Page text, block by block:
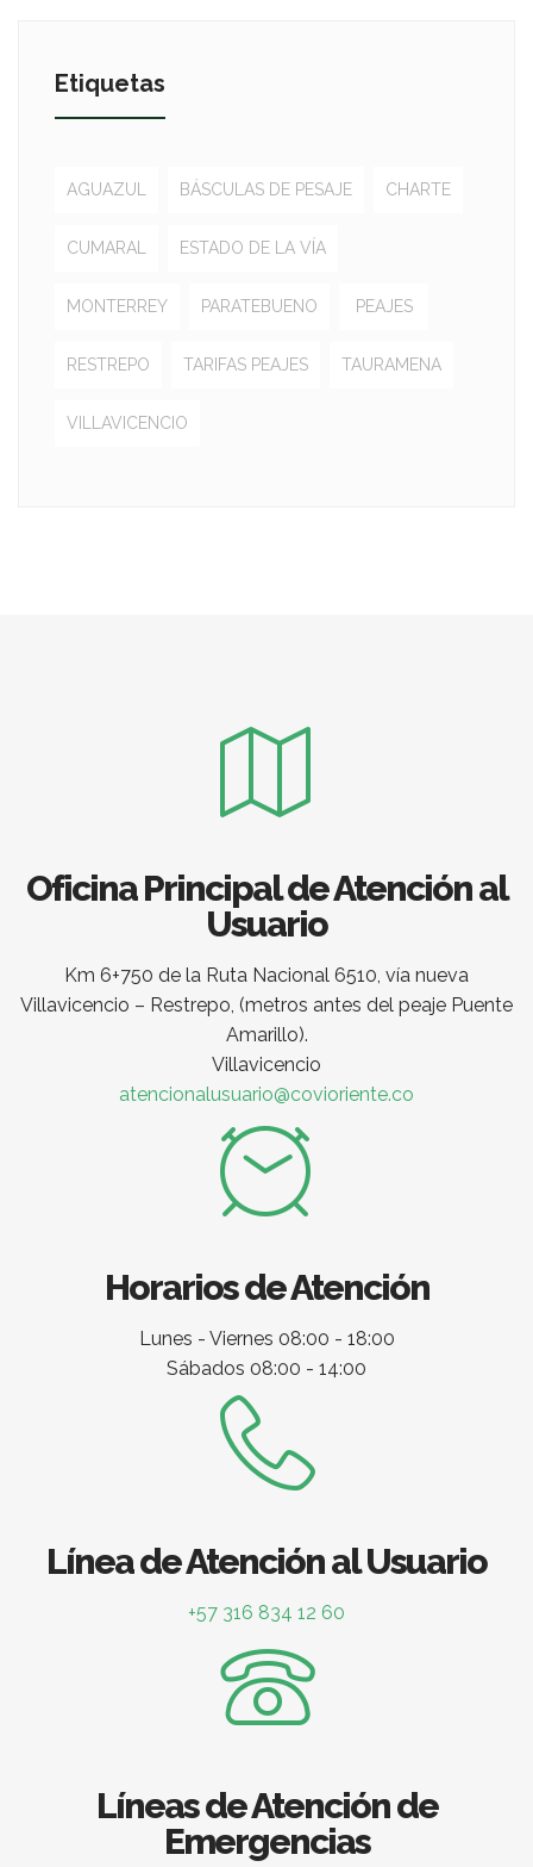
Etiquetas
AGUAZUL BÁSCULAS DE PESAJE CHARTE
CUMARAL ESTADO DE LA VÍA
MONTERREY PARATEBUENO PEAJES
RESTREPO TARIFAS PEAJES TAURAMENA
VILLAVICENCIO
Oficina Principal de Atención al
Usuario
Km 6+750 de la Ruta Nacional 6510, vía nueva
Villavicencio – Restrepo, (metros antes del peaje Puente
Amarillo).
Villavicencio
atencionalusuario@covioriente.co
Horarios de Atención
Lunes - Viernes 08:00 - 18:00
Sábados 08:00 - 14:00
Línea de Atención al Usuario
+57 316 834 12 60
Líneas de Atención de
Emergencias